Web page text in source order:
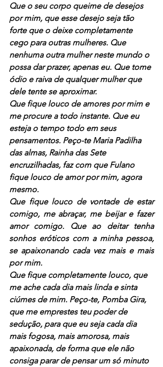
Que o seu corpo queime de desejos
por mim, que esse desejo seja tão
forte que o deixe completamente
cego para outras mulheres. Que
nenhuma outra mulher neste mundo o
possa dar prazer, apenas eu. Que tome
ódio e raiva de qualquer mulher que
dele tente se aproximar.
Que fique louco de amores por mim e
me procure a todo instante. Que eu
esteja o tempo todo em seus
pensamentos. Peço-te Maria Padilha
das almas, Rainha das Sete
encruzilhadas, faz com que Fulano
fique louco de amor por mim, agora
mesmo.
Que fique louco de vontade de estar
comigo, me abraçar, me beijar e fazer
amor comigo. Que ao deitar tenha
sonhos eróticos com a minha pessoa,
se apaixonando cada vez mais e mais
por mim.
Que fique completamente louco, que
me ache cada dia mais linda e sinta
ciúmes de mim. Peço-te, Pomba Gira,
que me emprestes teu poder de
sedução, para que eu seja cada dia
mais fogosa, mais amorosa, mais
apaixonada, de forma que ele não
consiga parar de pensar um só minuto